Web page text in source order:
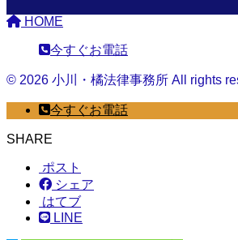
HOME
今すぐお電話
© 2026 小川・橘法律事務所 All rights
今すぐお電話
SHARE
ポスト
シェア
はてブ
LINE